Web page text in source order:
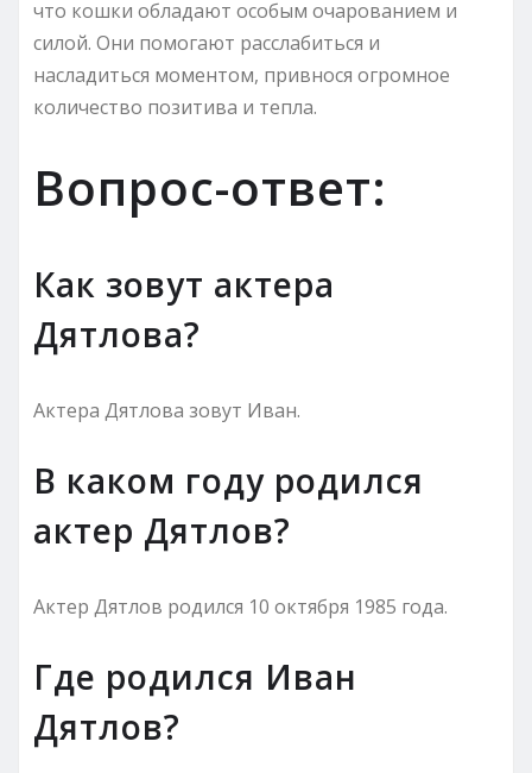
что кошки обладают особым очарованием и
силой. Они помогают расслабиться и
насладиться моментом, привнося огромное
количество позитива и тепла.
Вопрос-ответ:
Как зовут актера
Дятлова?
Актера Дятлова зовут Иван.
В каком году родился
актер Дятлов?
Актер Дятлов родился 10 октября 1985 года.
Где родился Иван
Дятлов?